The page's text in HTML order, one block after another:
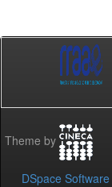
Theme by
DSpace Software